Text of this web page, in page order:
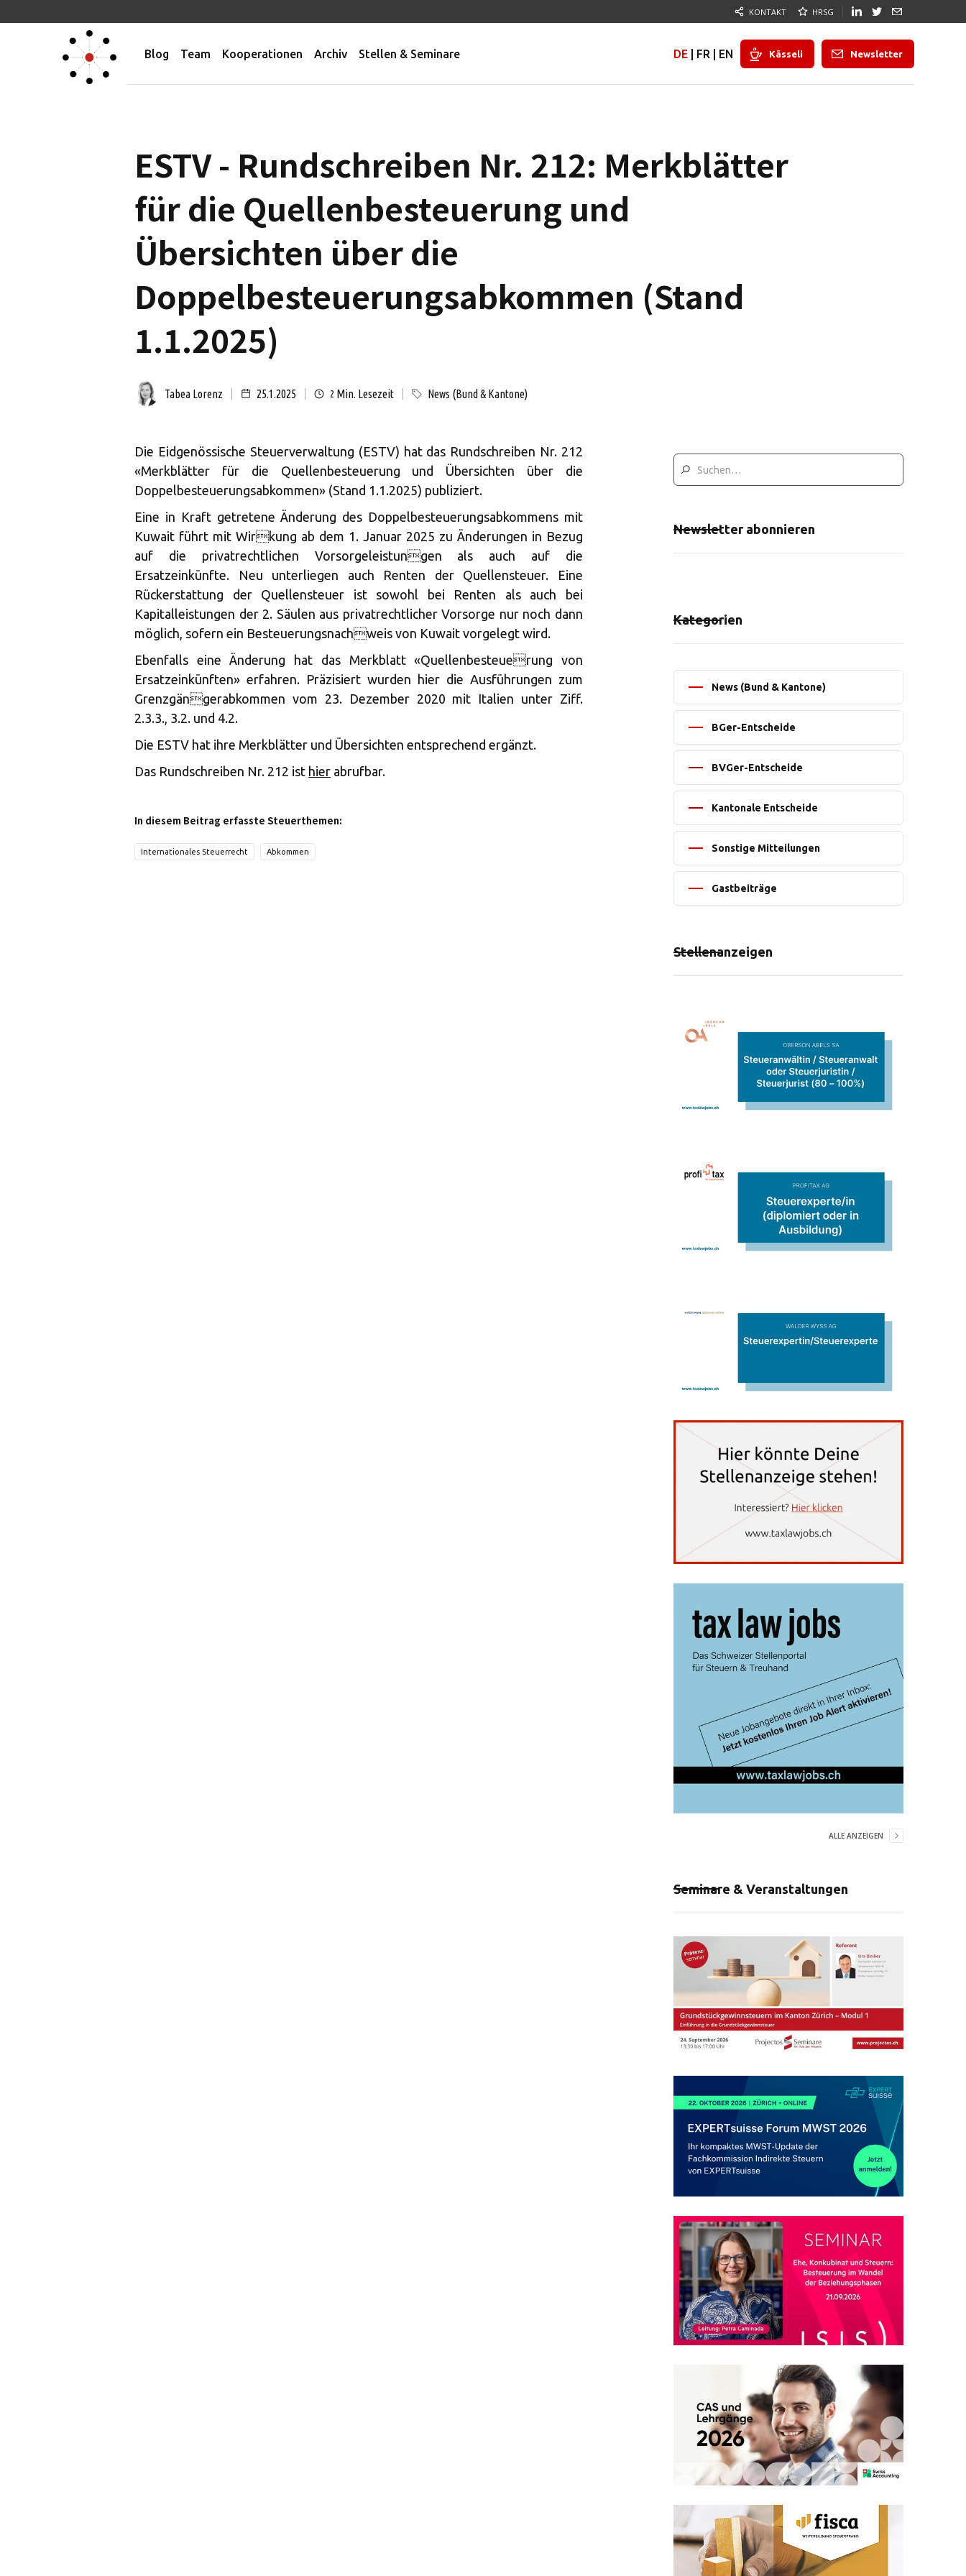
KONTAKT HRSG
Blog Team Kooperationen Archiv Stellen & Seminare DE FR EN Kässeli Newsletter
ESTV - Rundschreiben Nr. 212: Merkblätter
für die Quellenbesteuerung und
Übersichten über die
Doppelbesteuerungsabkommen (Stand
1.1.2025)
Tabea Lorenz 25.1.2025 2 Min. Lesezeit News (Bund & Kantone)
Die Eidgenössische Steuerverwaltung (ESTV) hat das Rundschreiben Nr. 212
«Merkblätter für die Quellenbesteuerung und Übersichten über die
Doppelbesteuerungsabkommen» (Stand 1.1.2025) publiziert.
Eine in Kraft getretene Änderung des Doppelbesteuerungsabkommens mit
Kuwait führt mit Wirkung ab dem 1. Januar 2025 zu Änderungen in Bezug
auf die privatrechtlichen Vorsorgeleistungen als auch auf die
Ersatzeinkünfte. Neu unterliegen auch Renten der Quellensteuer. Eine
Rückerstattung der Quellensteuer ist sowohl bei Renten als auch bei
Kapitalleistungen der 2. Säulen aus privatrechtlicher Vorsorge nur noch dann
möglich, sofern ein Besteuerungsnachweis von Kuwait vorgelegt wird.
Ebenfalls eine Änderung hat das Merkblatt «Quellenbesteuerung von
Ersatzeinkünften» erfahren. Präzisiert wurden hier die Ausführungen zum
Grenzgängerabkommen vom 23. Dezember 2020 mit Italien unter Ziff.
2.3.3., 3.2. und 4.2.
Die ESTV hat ihre Merkblätter und Übersichten entsprechend ergänzt.
Das Rundschreiben Nr. 212 ist hier abrufbar.
In diesem Beitrag erfasste Steuerthemen:
Internationales Steuerrecht Abkommen
Newsletter abonnieren
Kategorien
News (Bund & Kantone)
BGer-Entscheide
BVGer-Entscheide
Kantonale Entscheide
Sonstige Mitteilungen
Gastbeiträge
Stellenanzeigen
ALLE ANZEIGEN
Seminare & Veranstaltungen